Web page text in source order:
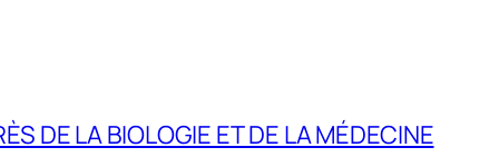
DE LA BIOLOGIE ET DE LA MÉDECINE